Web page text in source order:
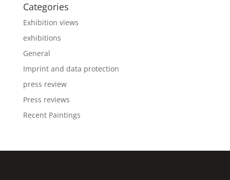
Categories
Exhibition views
exhibitions
General
Imprint and data protection
press review
Press reviews
Recent Paintings